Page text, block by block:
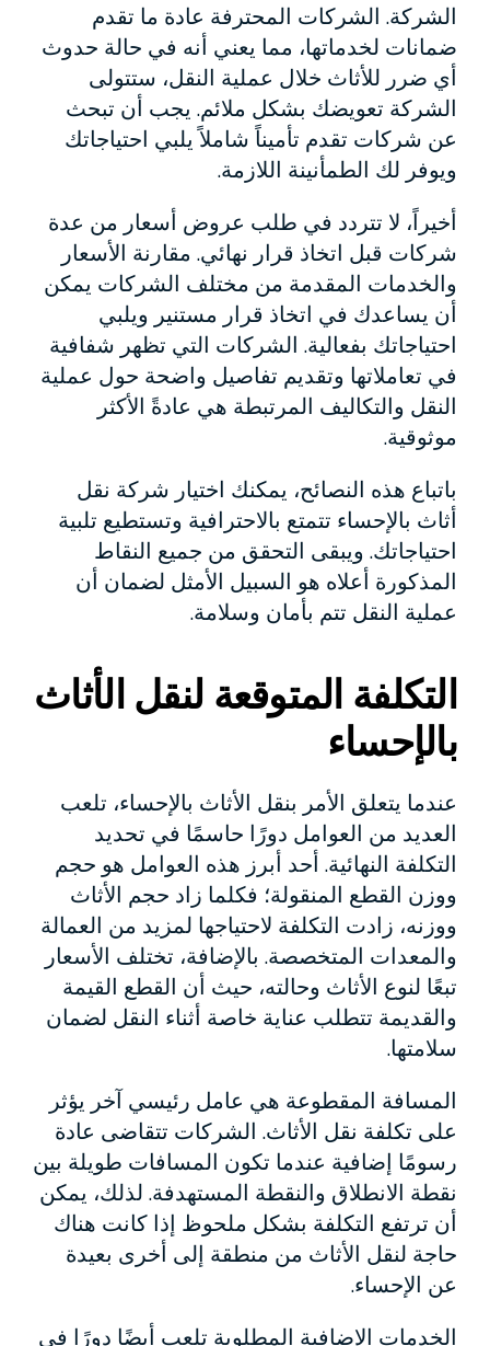
الشركة. الشركات المحترفة عادة ما تقدم
ضمانات لخدماتها، مما يعني أنه في حالة حدوث
أي ضرر للأثاث خلال عملية النقل، ستتولى
الشركة تعويضك بشكل ملائم. يجب أن تبحث
عن شركات تقدم تأميناً شاملاً يلبي احتياجاتك
ويوفر لك الطمأنينة اللازمة.
أخيراً، لا تتردد في طلب عروض أسعار من عدة
شركات قبل اتخاذ قرار نهائي. مقارنة الأسعار
والخدمات المقدمة من مختلف الشركات يمكن
أن يساعدك في اتخاذ قرار مستنير ويلبي
احتياجاتك بفعالية. الشركات التي تظهر شفافية
في تعاملاتها وتقديم تفاصيل واضحة حول عملية
النقل والتكاليف المرتبطة هي عادةً الأكثر
موثوقية.
باتباع هذه النصائح، يمكنك اختيار شركة نقل
أثاث بالإحساء تتمتع بالاحترافية وتستطيع تلبية
احتياجاتك. ويبقى التحقق من جميع النقاط
المذكورة أعلاه هو السبيل الأمثل لضمان أن
عملية النقل تتم بأمان وسلامة.
التكلفة المتوقعة لنقل الأثاث
بالإحساء
عندما يتعلق الأمر بنقل الأثاث بالإحساء، تلعب
العديد من العوامل دورًا حاسمًا في تحديد
التكلفة النهائية. أحد أبرز هذه العوامل هو حجم
ووزن القطع المنقولة؛ فكلما زاد حجم الأثاث
ووزنه، زادت التكلفة لاحتياجها لمزيد من العمالة
والمعدات المتخصصة. بالإضافة، تختلف الأسعار
تبعًا لنوع الأثاث وحالته، حيث أن القطع القيمة
والقديمة تتطلب عناية خاصة أثناء النقل لضمان
سلامتها.
المسافة المقطوعة هي عامل رئيسي آخر يؤثر
على تكلفة نقل الأثاث. الشركات تتقاضى عادة
رسومًا إضافية عندما تكون المسافات طويلة بين
نقطة الانطلاق والنقطة المستهدفة. لذلك، يمكن
أن ترتفع التكلفة بشكل ملحوظ إذا كانت هناك
حاجة لنقل الأثاث من منطقة إلى أخرى بعيدة
عن الإحساء.
الخدمات الإضافية المطلوبة تلعب أيضًا دورًا في